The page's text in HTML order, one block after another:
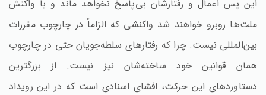
این پس اعمال و رفتارشان بی‌پاسخ نخواهد ماند و با واکنش
ملت‌ها روبرو خواهند شد واکنشی که الزاماً در چارچوب مقررات
بین‌المللی نیست‌. چرا که رفتارهای سلطه‌جویان حتی در چارچوب
همان قوانین خود ساخته‌شان نیز نیست‌. از بزرگترین
دستاوردهای این حرکت‌، افشای اسنادی است که در این رویداد